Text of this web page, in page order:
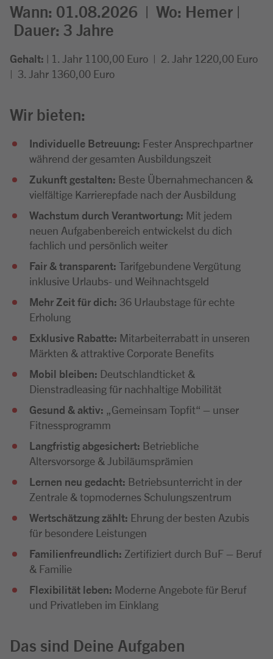
Wann: 01.08.2026 | Wo: Hemer |
Dauer: 3 Jahre
Gehalt: | 1. Jahr 1100,00 Euro | 2. Jahr 1220,00 Euro
| 3. Jahr 1360,00 Euro
Wir bieten:
Individuelle Betreuung: Fester Ansprechpartner
während der gesamten Ausbildungszeit
Zukunft gestalten: Beste Übernahmechancen &
vielfältige Karrierepfade nach der Ausbildung
Wachstum durch Verantwortung: Mit jedem
neuen Aufgabenbereich entwickelst du dich
fachlich und persönlich weiter
Fair & transparent: Tarifgebundene Vergütung
inklusive Urlaubs- und Weihnachtsgeld
Mehr Zeit für dich: 36 Urlaubstage für echte
Erholung
Exklusive Rabatte: Mitarbeiterrabatt in unseren
Märkten & attraktive Corporate Benefits
Mobil bleiben: Deutschlandticket &
Dienstradleasing für nachhaltige Mobilität
Gesund & aktiv:
„Gemeinsam Topfit“ – unser
Fitnessprogramm
Langfristig abgesichert: Betriebliche
Altersvorsorge & Jubiläumsprämien
Lernen neu gedacht: Betriebsunterricht in der
Zentrale & topmodernes Schulungszentrum
Wertschätzung zählt: Ehrung der besten Azubis
für besondere Leistungen
Familienfreundlich: Zertifiziert durch BuF – Beruf
& Familie
Flexibilität leben: Moderne Angebote für Beruf
und Privatleben im Einklang
Das sind Deine Aufgaben